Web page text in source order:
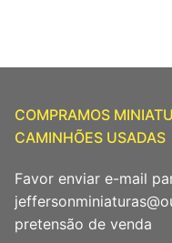
COMPRAMOS
CAMINHÕES USADAS
Favor enviar e-mail
pretensão de venda